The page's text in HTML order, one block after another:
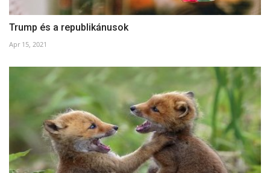
Trump és a republikánusok
Apr 15, 2021